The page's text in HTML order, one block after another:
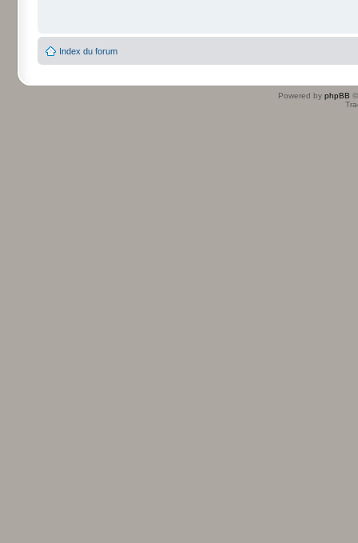
Index du forum
Powered by phpBB